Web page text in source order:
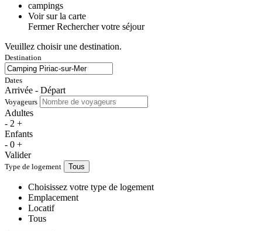
campings
Voir sur la carte
Fermer Rechercher votre séjour
Veuillez choisir une destination.
Destination
Dates
Arrivée - Départ
Voyageurs
Adultes
- 2 +
Enfants
- 0 +
Valider
Type de logement Tous
Choisissez votre type de logement
Emplacement
Locatif
Tous